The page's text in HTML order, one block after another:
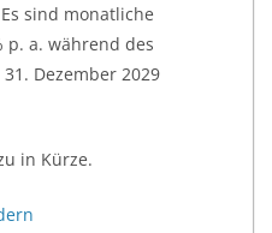
sind monatliche
p. a. während des
Dezember 2029
in Kürze.